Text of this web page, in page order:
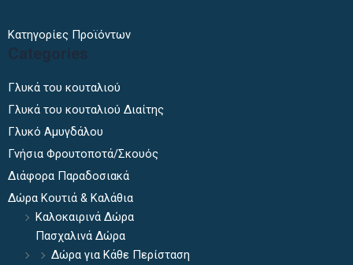
Κατηγορίες Προϊόντων
Categories
Γλυκά του κουταλιού
Γλυκά του κουταλιού Διαίτης
Γλυκό Αμυγδάλου
Γνήσια Φρουτοποτά/Σκουός
Διάφορα Παραδοσιακά
Δώρα Κουτιά & Καλάθια
Καλοκαιρινά Δώρα
Πασχαλινά Δώρα
Δώρα για Κάθε Περίσταση